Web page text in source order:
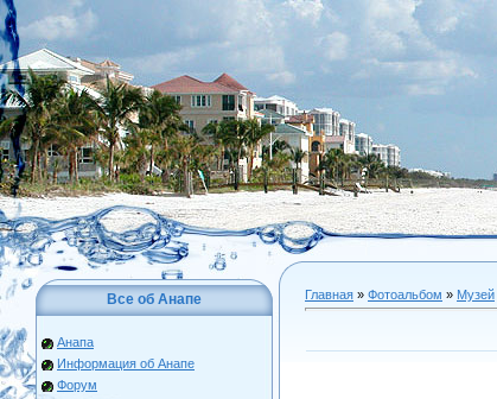
Все об Анапе
Анапа
Информация об Анапе
Форум
Главная » Фотоальбом » Музей